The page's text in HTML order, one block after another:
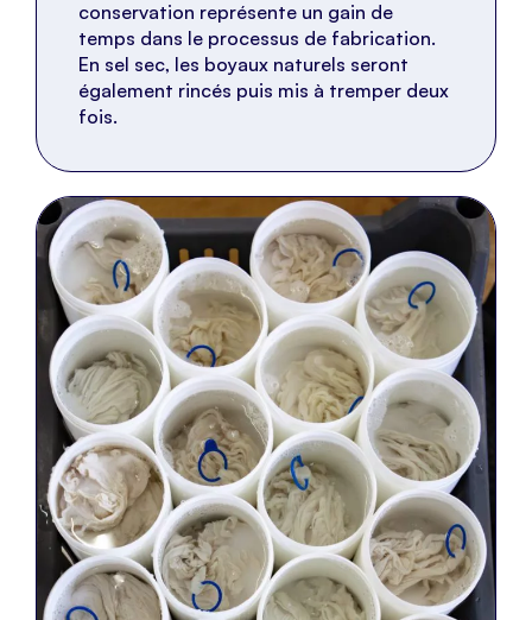
conservation représente un gain de
temps dans le processus de fabrication.
En sel sec, les boyaux naturels seront
également rincés puis mis à tremper deux
fois.